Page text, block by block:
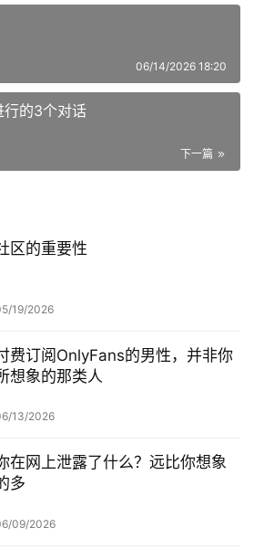
06/14/2026 18:20
行的3个对话
下一篇
区的重要性
19/2026
费订阅OnlyFans的男性，并非你
想象的那类人
13/2026
在网上泄露了什么？远比你想象
多
09/2026